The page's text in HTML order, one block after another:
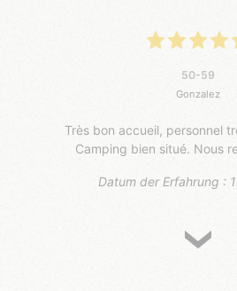
50-59
Gonzalez
Très bon accueil, personnel
Camping bien situé. Nous
Datum der Erfahrung :